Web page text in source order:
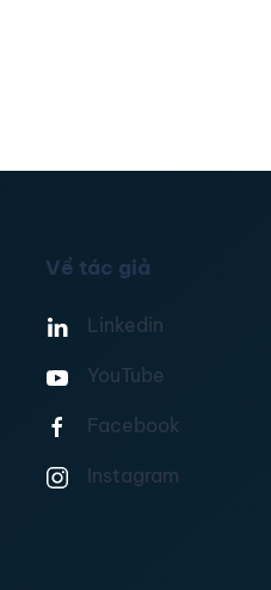
Về tác giả
Linkedin
YouTube
Facebook
Instagram